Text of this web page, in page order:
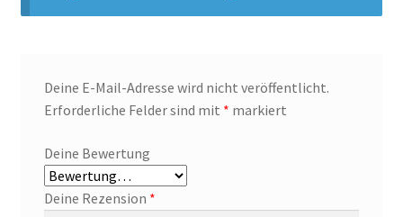
Deine E-Mail-Adresse wird nicht veröffentlicht.
Erforderliche Felder sind mit * markiert
Deine Bewertung
Deine Rezension *